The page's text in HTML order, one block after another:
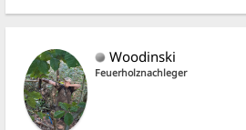
Woodinski
Feuerholznachleger